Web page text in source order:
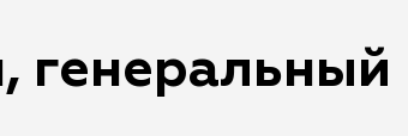
генеральный